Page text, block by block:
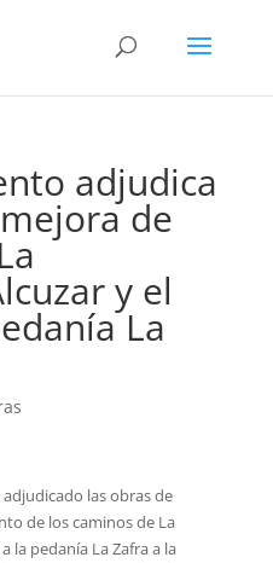
adjudica
de
y el
La
las obras de
de los caminos de La
la pedanía La Zafra a la